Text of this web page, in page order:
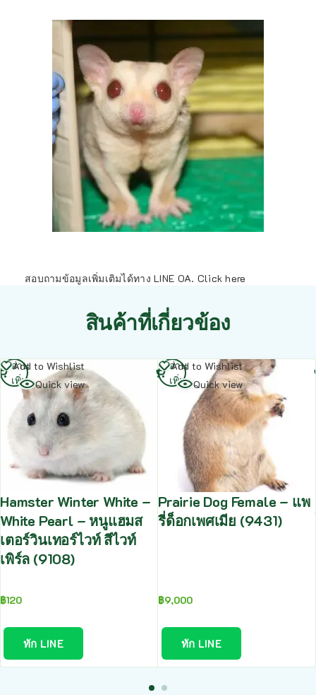
สอบถามข้อมูลเพิ่มเติมได้ทาง LINE OA. Click here
สินค้าที่เกี่ยวข้อง
Add to Wishlist
Quick view
Hamster Winter White –
White Pearl – หนูแฮมส
เตอร์วินเทอร์ไวท์ สีไวท์
เพิร์ล (9108)
฿120
ทัก LINE
อ่าน
เพิ่ม
Add to Wishlist
Quick view
Prairie Dog Female – แพ
รี่ด็อกเพศเมีย (9431)
฿9,000
ทัก LINE
อ่าน
เพิ่ม